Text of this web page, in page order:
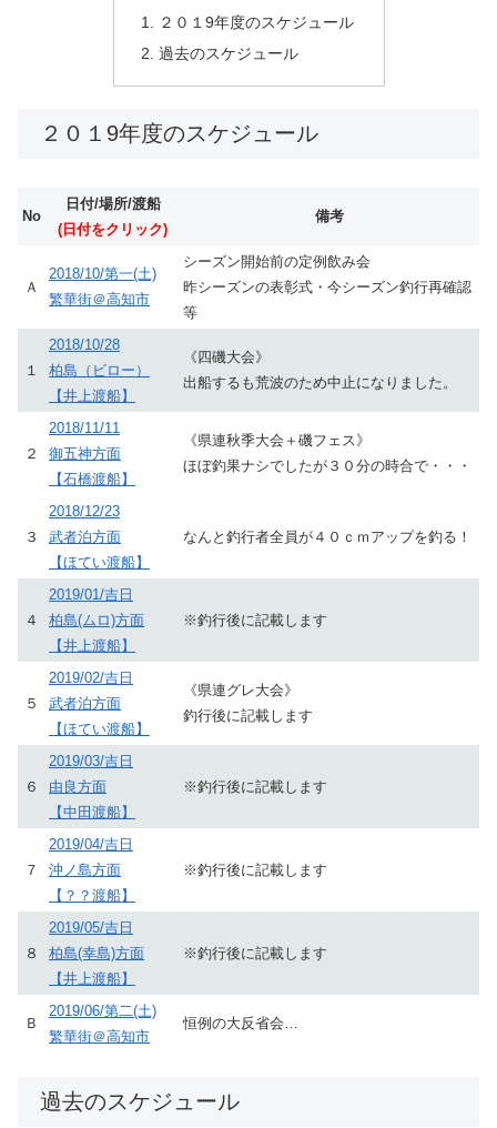
２０１9年度のスケジュール
過去のスケジュール
２０１9年度のスケジュール
No
日付/場所/渡船
(日付をクリック)
備考
Ａ
2018/10/第一(土)
繁華街＠高知市
シーズン開始前の定例飲み会
昨シーズンの表彰式・今シーズン釣行再確認
等
１
2018/10/28
柏島（ビロー）
【井上渡船】
《四磯大会》
出船するも荒波のため中止になりました。
２
2018/11/11
御五神方面
【石橋渡船】
《県連秋季大会＋磯フェス》
ほぼ釣果ナシでしたが３０分の時合で・・・
３
2018/12/23
武者泊方面
【ほてい渡船】
なんと釣行者全員が４０ｃｍアップを釣る！
４
2019/01/吉日
柏島(ムロ)方面
【井上渡船】
※釣行後に記載します
５
2019/02/吉日
武者泊方面
【ほてい渡船】
《県連グレ大会》
釣行後に記載します
６
2019/03/吉日
由良方面
【中田渡船】
※釣行後に記載します
７
2019/04/吉日
沖ノ島方面
【？？渡船】
※釣行後に記載します
８
2019/05/吉日
柏島(幸島)方面
【井上渡船】
※釣行後に記載します
Ｂ
2019/06/第二(土)
繁華街＠高知市
恒例の大反省会…
過去のスケジュール